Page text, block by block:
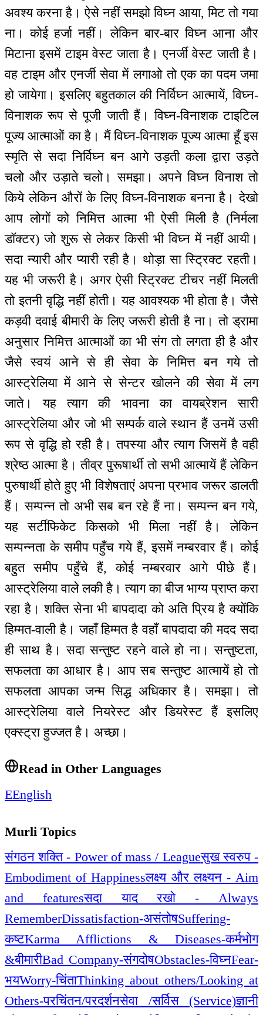
अवश्य करना है। ऐसे नहीं समझो विघ्न आया, मिट तो गया
ना। कोई हर्जा नहीं। लेकिन बार-बार विघ्न आना और
मिटाना इसमें टाइम वेस्ट जाता है। एनर्जी वेस्ट जाती है।
वह टाइम और एनर्जी सेवा में लगाओ तो एक का पदम जमा
हो जायेगा। इसलिए बहुतकाल की निर्विघ्न आत्मायें, विघ्न-
विनाशक रूप से पूजी जाती हैं। विघ्न-विनाशक टाइटिल
पूज्य आत्माओं का है। मैं विघ्न-विनाशक पूज्य आत्मा हूँ इस
स्मृति से सदा निर्विघ्न बन आगे उड़ती कला द्वारा उड़ते
चलो और उड़ाते चलो। समझा। अपने विघ्न विनाश तो
किये लेकिन औरों के लिए विघ्न-विनाशक बनना है। देखो
आप लोगों को निमित्त आत्मा भी ऐसी मिली है (निर्मला
डॉक्टर) जो शुरू से लेकर किसी भी विघ्न में नहीं आयी।
सदा न्यारी और प्यारी रही है। थोड़ा सा स्ट्रिक्ट रहती।
यह भी जरूरी है। अगर ऐसी स्ट्रिक्ट टीचर नहीं मिलती
तो इतनी वृद्धि नहीं होती। यह आवश्यक भी होता है। जैसे
कड़वी दवाई बीमारी के लिए जरूरी होती है ना। तो ड्रामा
अनुसार निमित्त आत्माओं का भी संग तो लगता ही है और
जैसे स्वयं आने से ही सेवा के निमित्त बन गये तो
आस्ट्रेलिया में आने से सेन्टर खोलने की सेवा में लग
जाते। यह त्याग की भावना का वायब्रेशन सारी
आस्ट्रेलिया और जो भी सम्पर्क वाले स्थान हैं उनमें उसी
रूप से वृद्धि हो रही है। तपस्या और त्याग जिसमें है वही
श्रेष्ठ आत्मा है। तीव्र पुरूषार्थी तो सभी आत्मायें हैं लेकिन
पुरुषार्थी होते हुए भी विशेषताएं अपना प्रभाव जरूर डालती
हैं। सम्पन्न तो अभी सब बन रहे हैं ना। सम्पन्न बन गये,
यह सर्टीफिकेट किसको भी मिला नहीं है। लेकिन
सम्पन्नता के समीप पहुँच गये हैं, इसमें नम्बरवार हैं। कोई
बहुत समीप पहुँचे हैं, कोई नम्बरवार आगे पीछे हैं।
आस्ट्रेलिया वाले लकी है। त्याग का बीज भाग्य प्राप्त करा
रहा है। शक्ति सेना भी बापदादा को अति प्रिय है क्योंकि
हिम्मत-वाली है। जहाँ हिम्मत है वहाँ बापदादा की मदद सदा
ही साथ है। सदा सन्तुष्ट रहने वाले हो ना। सन्तुष्टता,
सफलता का आधार है। आप सब सन्तुष्ट आत्मायें हो तो
सफलता आपका जन्म सिद्ध अधिकार है। समझा। तो
आस्ट्रेलिया वाले नियरेस्ट और डियरेस्ट हैं इसलिए
एक्स्ट्रा हुज्जत है। अच्छा।
Read in Other Languages
EEnglish
Murli Topics
संगठन शक्ति - Power of mass / Leagueसुख स्वरुप -
Embodiment of Happinessलक्ष्य और लक्ष्यन - Aim
and featuresसदा याद रखो - Always
RememberDissatisfaction-असंतोषSuffering-
कष्टKarma Afflictions & Diseases-कर्मभोग
&बीमारीBad Company-संगदोषObstacles-विघ्नFear-
भयWorry-चिंताThinking about others/Looking at
Others-परचिंतन/परदर्शनसेवा /सर्विस (Service)ज्ञानी